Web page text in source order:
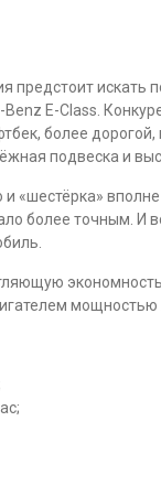
предстоит искать
E-Class.
более
подвеска и
и «шестёрка»
более точным. И
мощностью